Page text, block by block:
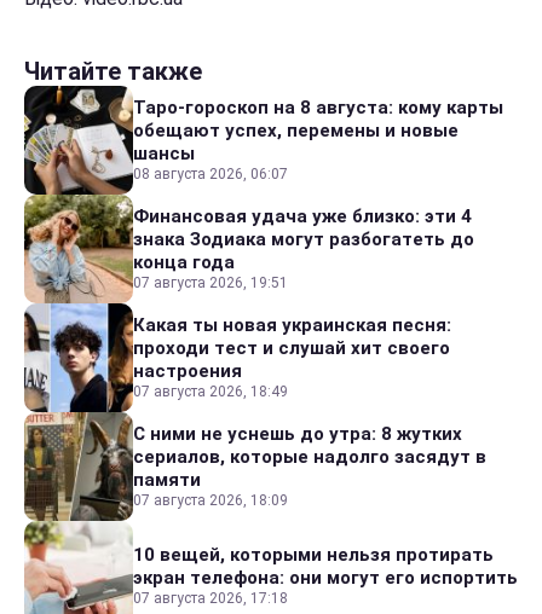
Читайте также
Таро-гороскоп на 8 августа: кому карты
обещают успех, перемены и новые
шансы
08 августа 2026, 06:07
Финансовая удача уже близко: эти 4
знака Зодиака могут разбогатеть до
конца года
07 августа 2026, 19:51
Какая ты новая украинская песня:
проходи тест и слушай хит своего
настроения
07 августа 2026, 18:49
С ними не уснешь до утра: 8 жутких
сериалов, которые надолго засядут в
памяти
07 августа 2026, 18:09
10 вещей, которыми нельзя протирать
экран телефона: они могут его испортить
07 августа 2026, 17:18